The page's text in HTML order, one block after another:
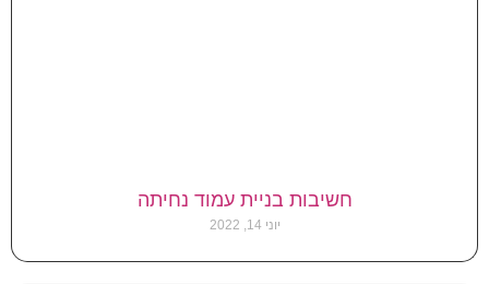
חשיבות בניית עמוד נחיתה
יוני 14, 2022